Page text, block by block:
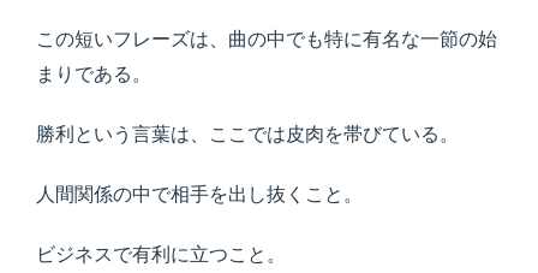
この短いフレーズは、曲の中でも特に有名な一節の始
まりである。
勝利という言葉は、ここでは皮肉を帯びている。
人間関係の中で相手を出し抜くこと。
ビジネスで有利に立つこと。